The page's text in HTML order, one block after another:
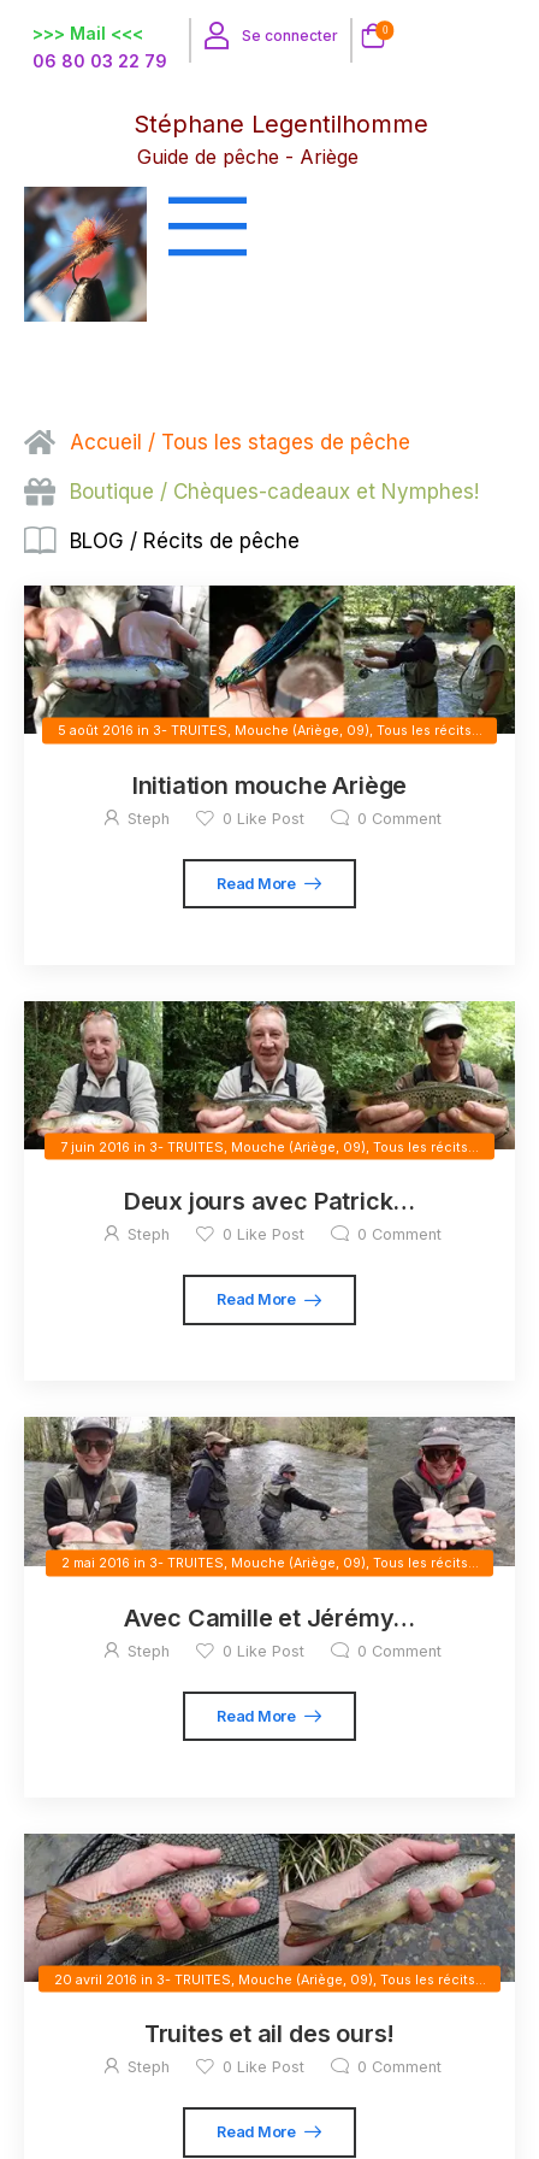
>>> Mail <<<
06 80 03 22 79
Se connecter 0
Stéphane Legentilhomme
Guide de pêche - Ariège
Accueil / Tous les stages de pêche
Boutique / Chèques-cadeaux et Nymphes!
BLOG / Récits de pêche
5 août 2016 in 3- TRUITES, Mouche (Ariège, 09), Tous les récits...
Initiation mouche Ariège
Steph 0 Like Post 0 Comment
Read More
7 juin 2016 in 3- TRUITES Mouche (Ariège, 09) Tous les récits...
Deux jours avec Patrick…
Steph 0 Like Post 0 Comment
Read More
2 mai 2016 in 3- TRUITES, Mouche (Ariège, 09), Tous les récits...
Avec Camille et Jérémy…
Steph 0 Like Post 0 Comment
Read More
20 avril 2016 in 3- TRUITES Mouche (Ariège, 09) Tous les récits...
Truites et ail des ours!
Steph 0 Like Post 0 Comment
Read More